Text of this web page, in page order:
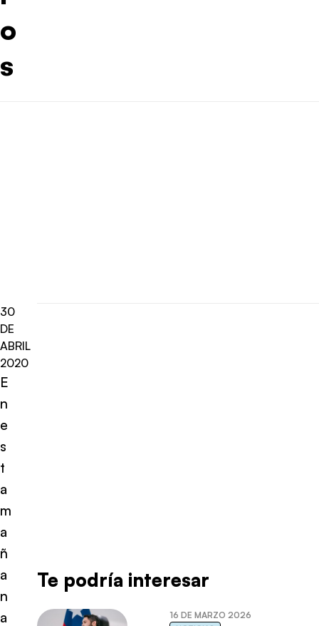
o
s
30
DE
ABRIL
2020
E
n
e
s
t
a
m
a
ñ
a
n
a
Te podría interesar
16 DE MARZO 2026